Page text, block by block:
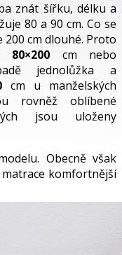
znát šířku, délku a
80 a 90 cm. Co se
cm dlouhé. Proto
80×200
cm nebo
jednolůžka a
cm u manželských
rovněž oblíbené
jsou uloženy
Obecně však
matrace komfortnější